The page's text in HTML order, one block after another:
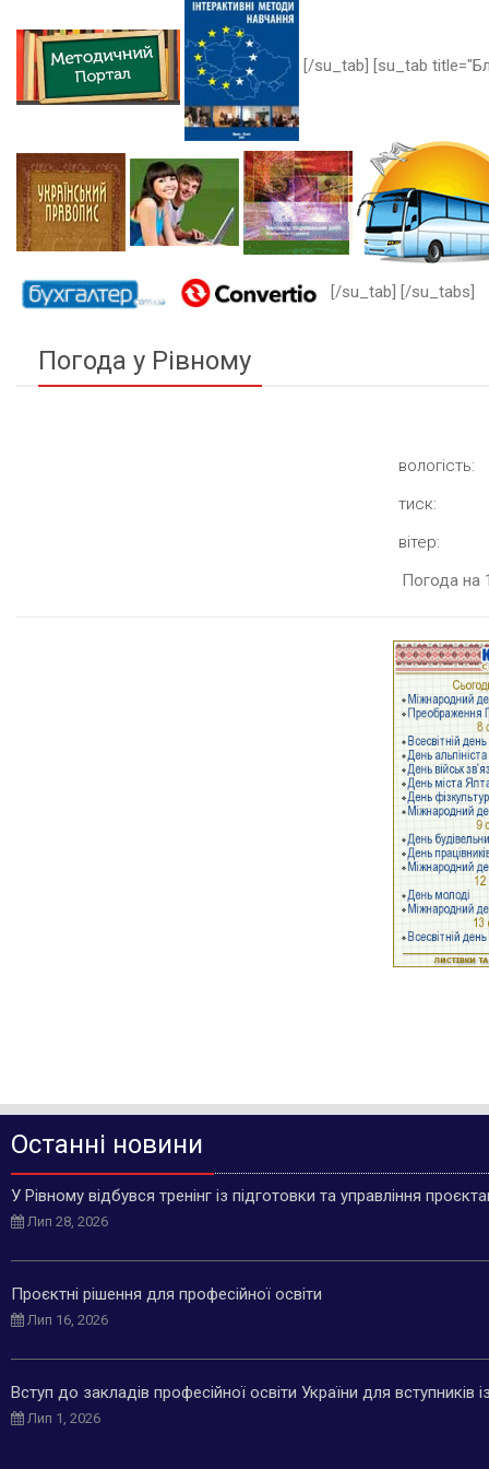
[/su_tab] [su_tab
[/su_tab] [/su_tabs]
Погода у Рівному
вологість:
тиск:
вітер:
Погода на
Останні новини
У Рівному відбувся тренінг із підготовки та управління
Лип 28, 2026
Проєктні рішення для професійної освіти
Лип 16, 2026
Вступ до закладів професійної освіти України для
Лип 1, 2026